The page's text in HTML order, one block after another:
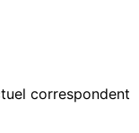
correspondent